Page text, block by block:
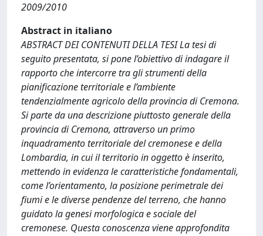
2009/2010
Abstract in italiano
ABSTRACT DEI CONTENUTI DELLA TESI La tesi di
seguito presentata, si pone l’obiettivo di indagare il
rapporto che intercorre tra gli strumenti della
pianificazione territoriale e l’ambiente
tendenzialmente agricolo della provincia di Cremona.
Si parte da una descrizione piuttosto generale della
provincia di Cremona, attraverso un primo
inquadramento territoriale del cremonese e della
Lombardia, in cui il territorio in oggetto è inserito,
mettendo in evidenza le caratteristiche fondamentali,
come l’orientamento, la posizione perimetrale dei
fiumi e le diverse pendenze del terreno, che hanno
guidato la genesi morfologica e sociale del
cremonese. Questa conoscenza viene approfondita